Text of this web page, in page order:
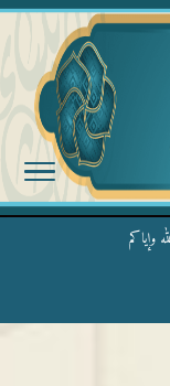
وإياكم
الأشخاص